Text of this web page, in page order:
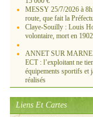
MESSY 25/7/2026 à
route, que fait la
Claye-Souilly : Louis
volontaire, mort en
ANNET SUR MARNE ,
ECT : l’exploitant ne
équipements sportifs et
réalisés
Liens Et Cartes